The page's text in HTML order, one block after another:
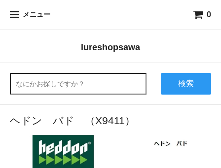
メニュー 0
lureshopsawa
検索
ヘドン バド （X9411）